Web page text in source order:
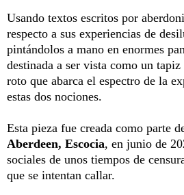
Usando textos escritos por
respecto a sus experiencias de
pintándolos a mano en enormes
destinada a ser vista como un
roto que abarca el espectro de la
estas dos nociones.
Esta pieza fue creada como parte
Aberdeen, Escocia, en junio de
sociales de unos tiempos de
que se intentan callar.